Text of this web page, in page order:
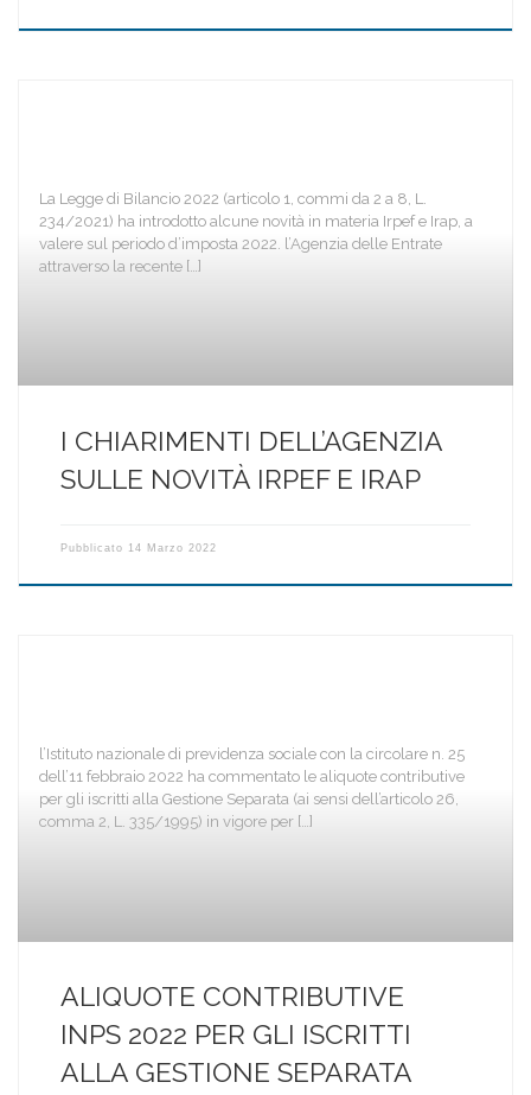
La Legge di Bilancio 2022 (articolo 1, commi da 2 a 8, L.
234/2021) ha introdotto alcune novità in materia Irpef e Irap, a
valere sul periodo d’imposta 2022. l’Agenzia delle Entrate
attraverso la recente […]
I CHIARIMENTI DELL’AGENZIA
SULLE NOVITÀ IRPEF E IRAP
Pubblicato 14 Marzo 2022
l’Istituto nazionale di previdenza sociale con la circolare n. 25
dell’11 febbraio 2022 ha commentato le aliquote contributive
per gli iscritti alla Gestione Separata (ai sensi dell’articolo 26,
comma 2, L. 335/1995) in vigore per […]
ALIQUOTE CONTRIBUTIVE
INPS 2022 PER GLI ISCRITTI
ALLA GESTIONE SEPARATA